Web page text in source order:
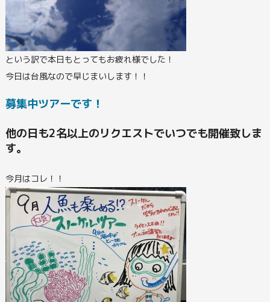
という訳で本日もとってもお疲れ様でした！
今日は台風なので早じまいします！！
募集中ツアーです！
他の日も2名以上のリクエストでいつでも開催致しま
す。
今月はコレ！！